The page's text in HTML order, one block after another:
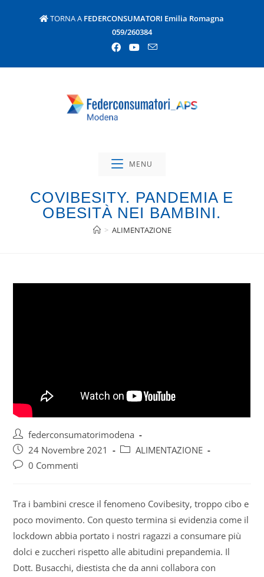
TORNA A FEDERCONSUMATORI Emilia Romagna
059/260384
MENU
COVIBESITY. PANDEMIA E
OBESITÀ NEI BAMBINI.
> ALIMENTAZIONE
federconsumatorimodena
24 Novembre 2021
ALIMENTAZIONE
0 Commenti
Tra i bambini cresce il fenomeno Covibesity, troppo cibo e
poco movimento. Con questo termina si evidenzia come il
lockdown abbia portato i nostri ragazzi a consumare più
dolci e zuccheri rispetto alle abitudini prepandemia. Il
Dott. Busacchi, diestista che da anni collabora con